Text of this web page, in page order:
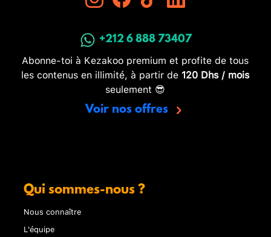
+212 6 888 73407
Abonne-toi à Kezakoo premium et profite de tous
les contenus en illimité, à partir de 120 Dhs / mois
seulement 😎
Voir nos offres
Qui sommes-nous ?
Nous connaître
L'équipe